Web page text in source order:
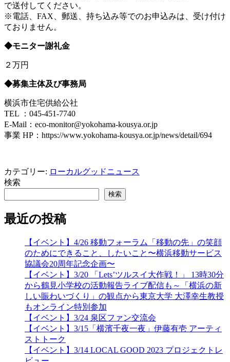
で送付してください。
※電話、FAX、郵送、持ち込み等でのお申込みは、受け付け
ておりません。
◆モニター謝礼金
２万円
◆募集主体及び事務局
横浜市住宅供給公社
TEL ：045-451-7740
E-Mail：eco-monitor@yokohama-kousya.or.jp
事業 HP：https://www.yokohama-kousya.or.jp/news/detail/694
カテゴリー: ローカルグッドニュース
検索
検索
最近の投稿
【イベント】4/26 移動フォーラム「移動の先」の笑顔
のためにできること、したいこと〜横浜移動サービス
協議会20周年記念企画〜
【イベント】3/20 「Lets’ツルスイ大作戦！」 13時30分
から鶴見小学校の活動報告ライブ配信も～「横浜の新
しい賑わいづくり」の観点から東京大学 大澤幸生教授
もオンライン特別参加
【イベント】3/24 泉区ファン交流会
【イベント】3/15「横濱千夜一夜」伊藤有壱 アーティ
ストトーク
【イベント】3/14 LOCAL GOOD 2023 プロジェクトレ